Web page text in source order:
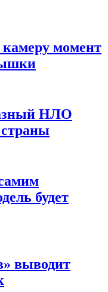
момент
НЛО
будет
выводит